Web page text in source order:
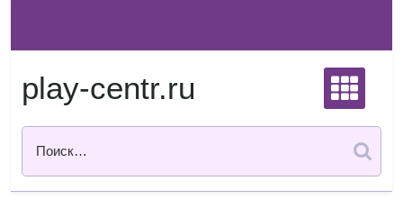
содержимому
play-centr.ru